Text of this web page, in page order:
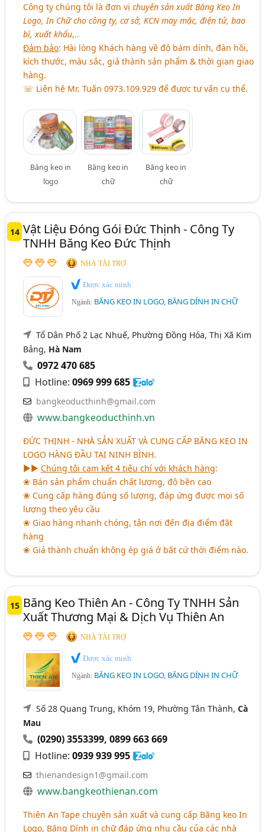
Công ty chúng tôi là đơn vịchuyên sản xuất Băng Keo In
Logo, In Chữ cho công ty, cơ sở, KCN may mặc, điện tử, bao
bì, xuất khẩu,..
Đảm bảo: Hài lòng Khách hàng về độ bám dính, đàn hồi,
kích thước, màu sắc, giá thành sản phẩm & thời gian giao
hàng.
☏ Liên hệ Mr. Tuấn 0973.109.929 để được tư vấn cụ thể.
Băng keo in
logo
Băng keo in
chữ
Băng keo in
chữ
14 Vật Liệu Đóng Gói Đức Thịnh - Công Ty
TNHH Băng Keo Đức Thịnh
NHÀ TÀI TRỢ
Được xác minh
Ngành: BĂNG KEO IN LOGO, BĂNG DÍNH IN CHỮ
Tổ Dân Phố 2 Lạc Nhuế, Phường Đồng Hóa, Thị Xã Kim
Bảng, Hà Nam
0972 470 685
Hotline:0969 999 685
bangkeoducthinh@gmail.com
www.bangkeoducthinh.vn
ĐỨC THỊNH - NHÀ SẢN XUẤT VÀ CUNG CẤP BĂNG KEO IN
LOGO HÀNG ĐẦU TẠI NINH BÌNH.
►►Chúng tôi cam kết 4 tiêu chí với khách hàng:
❀ Bán sản phẩm chuẩn chất lượng, độ bền cao
❀ Cung cấp hàng đúng số lượng, đáp ứng được mọi số
lượng theo yêu cầu
❀ Giao hàng nhanh chóng, tận nơi đến địa điểm đặt
hàng
❀ Giá thành chuẩn không ép giá ở bất cứ thời điểm nào.
15 Băng Keo Thiên An - Công Ty TNHH Sản
Xuất Thương Mại & Dịch Vụ Thiên An
NHÀ TÀI TRỢ
Được xác minh
Ngành: BĂNG KEO IN LOGO, BĂNG DÍNH IN CHỮ
Số 28 Quang Trung, Khóm 19, Phường Tân Thành,Cà
Mau
(0290) 3553399,0899 663 669
Hotline:0939 939 995
thienandesign1@gmail.com
www.bangkeothienan.com
Thiên An Tape chuyên sản xuất và cung cấp Băng keo In
Logo, Băng Dính in chữ đáp ứng nhu cầu của các nhà